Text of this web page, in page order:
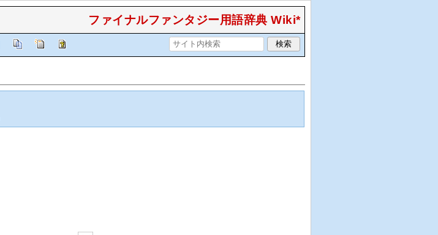
ファイナルファンタジー用語辞典 Wiki*